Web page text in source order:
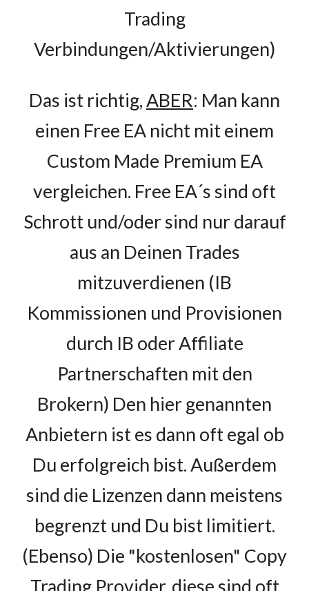
Trading
Verbindungen/Aktivierungen)
Das ist richtig,ABER: Man kann
einen Free EA nicht mit einem
Custom Made Premium EA
vergleichen. Free EA´s sind oft
Schrott und/oder sind nur darauf
aus an Deinen Trades
mitzuverdienen (IB
Kommissionen und Provisionen
durch IB oder Affiliate
Partnerschaften mit den
Brokern) Den hier genannten
Anbietern ist es dann oft egal ob
Du erfolgreich bist. Außerdem
sind die Lizenzen dann meistens
begrenzt und Du bist limitiert.
(Ebenso) Die "kostenlosen" Copy
Trading Provider, diese sind oft